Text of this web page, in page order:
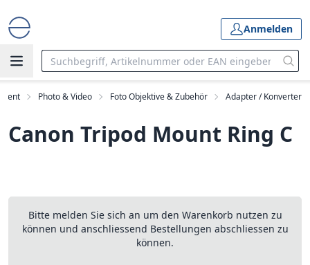
Anmelden
Photo & Video Foto Objektive & Zubehör Adapter / Konverter
Canon Tripod Mount Ring C
Bitte melden Sie sich an um den Warenkorb nutzen zu
können und anschliessend Bestellungen abschliessen zu
können.